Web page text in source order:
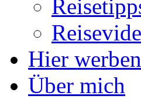
Hier werben
Über mich